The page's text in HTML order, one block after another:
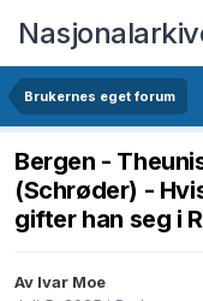
Brukernes eget forum
Bergen -
(Schrøder) -
gifter han seg i
Av Ivar Moe